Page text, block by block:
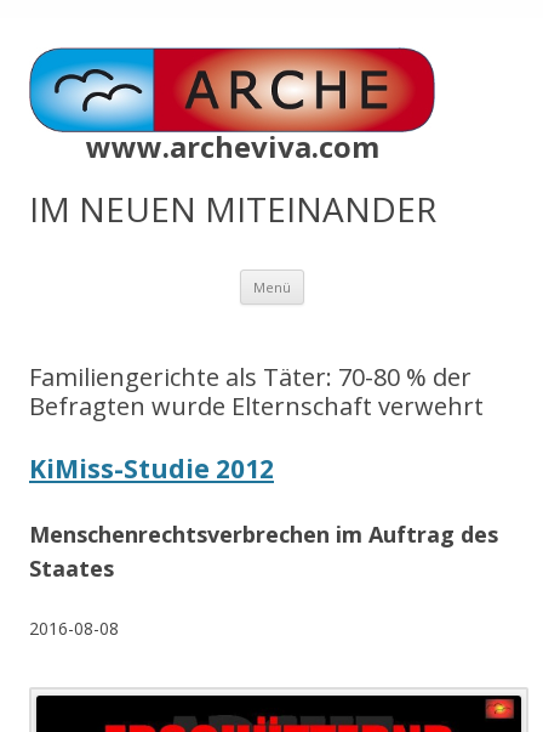
www.archeviva.com
IM NEUEN MITEINANDER
Menü Zum
springen
Familiengerichte als Täter: 70-80 % der
Befragten wurde Elternschaft verwehrt
KiMiss-Studie 2012
Menschenrechtsverbrechen im Auftrag des
Staates
2016-08-08